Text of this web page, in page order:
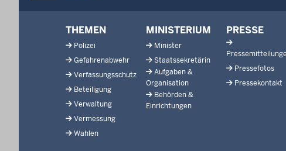
THEMEN
Polizei
Gefahrenabwehr
Verfassungsschutz
Beteiligung
Verwaltung
Vermessung
Wahlen
MINISTERIUM
Minister
Staatssekretärin
Aufgaben &
Organisation
Behörden &
Einrichtungen
PRESSE
Pressefotos
Pressekontakt